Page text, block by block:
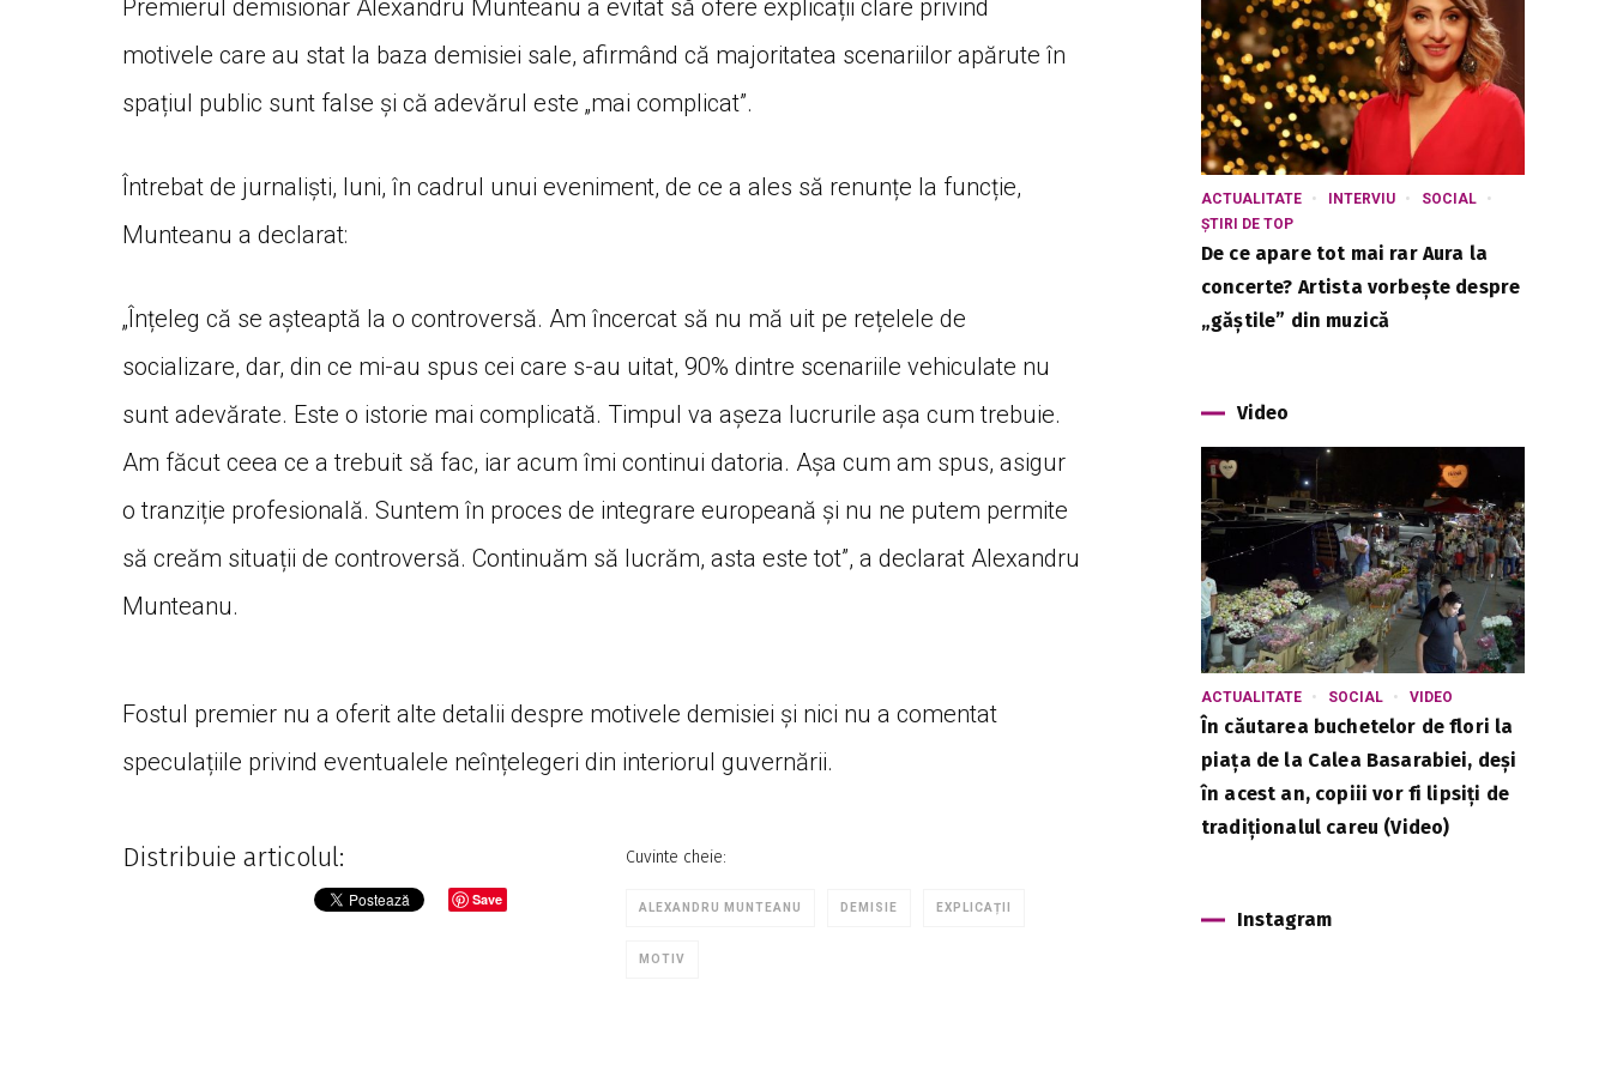
Premierul demisionar Alexandru Munteanu a evitat să ofere explicații clare privind
motivele care au stat la baza demisiei sale, afirmând că majoritatea scenariilor apărute în
spațiul public sunt false și că adevărul este „mai complicat”.
Întrebat de jurnaliști, luni, în cadrul unui eveniment, de ce a ales să renunțe la funcție,
Munteanu a declarat:
„Înțeleg că se așteaptă la o controversă. Am încercat să nu mă uit pe rețelele de
socializare, dar, din ce mi-au spus cei care s-au uitat, 90% dintre scenariile vehiculate nu
sunt adevărate. Este o istorie mai complicată. Timpul va așeza lucrurile așa cum trebuie.
Am făcut ceea ce a trebuit să fac, iar acum îmi continui datoria. Așa cum am spus, asigur
o tranziție profesională. Suntem în proces de integrare europeană și nu ne putem permite
să creăm situații de controversă. Continuăm să lucrăm, asta este tot”, a declarat Alexandru
Munteanu.
Fostul premier nu a oferit alte detalii despre motivele demisiei și nici nu a comentat
speculațiile privind eventualele neînțelegeri din interiorul guvernării.
Distribuie articolul:
Save
Cuvinte cheie:
ALEXANDRU MUNTEANU DEMISIE EXPLICAȚII
MOTIV
ACTUALITATE INTERVIU
SOCIAL
ȘTIRI DE TOP
De ce apare tot mai rar Aura la
concerte? Artista vorbește despre
„găștile” din muzică
Video
ACTUALITATE SOCIAL VIDEO
În căutarea buchetelor de flori la
piața de la Calea Basarabiei, deși
în acest an, copiii vor fi lipsiți de
tradiționalul careu (Video)
Instagram